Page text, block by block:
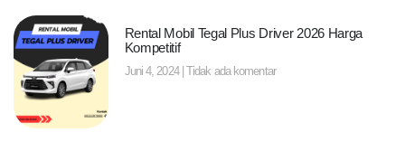
Rental Mobil Tegal Plus Driver 2026 Harga
Kompetitif
Juni 4, 2024 Tidak ada komentar